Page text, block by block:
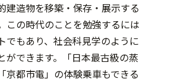
建造物を移築・保存・展示する
この時代のことを勉強するには
でもあり、社会科見学のように
ができます。「日本最古級の蒸
京都市電」の体験乗車もできる